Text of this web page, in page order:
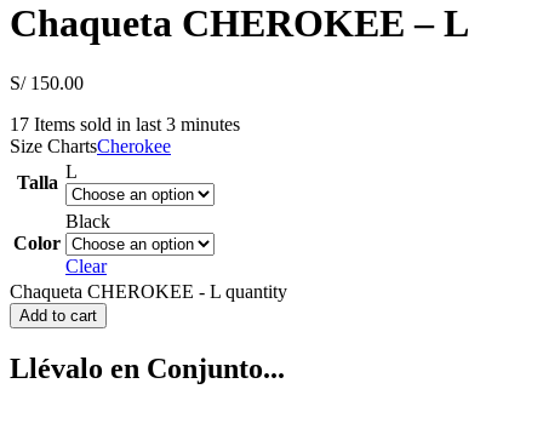
Chaqueta CHEROKEE – L
S/150.00
17 Items sold in last 3 minutes
Size ChartsCherokee
Talla
L
Color
Black
Clear
Chaqueta CHEROKEE - L quantity
Add to cart
Llévalo en Conjunto...